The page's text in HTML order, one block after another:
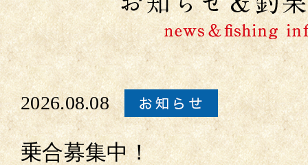
2026.08.08
乗合募集中！